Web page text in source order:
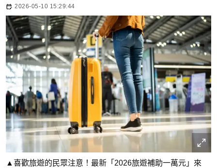
2026-05-10 15:29:44
▲喜歡旅遊的民眾注意！最新「2026旅遊補助一萬元」來